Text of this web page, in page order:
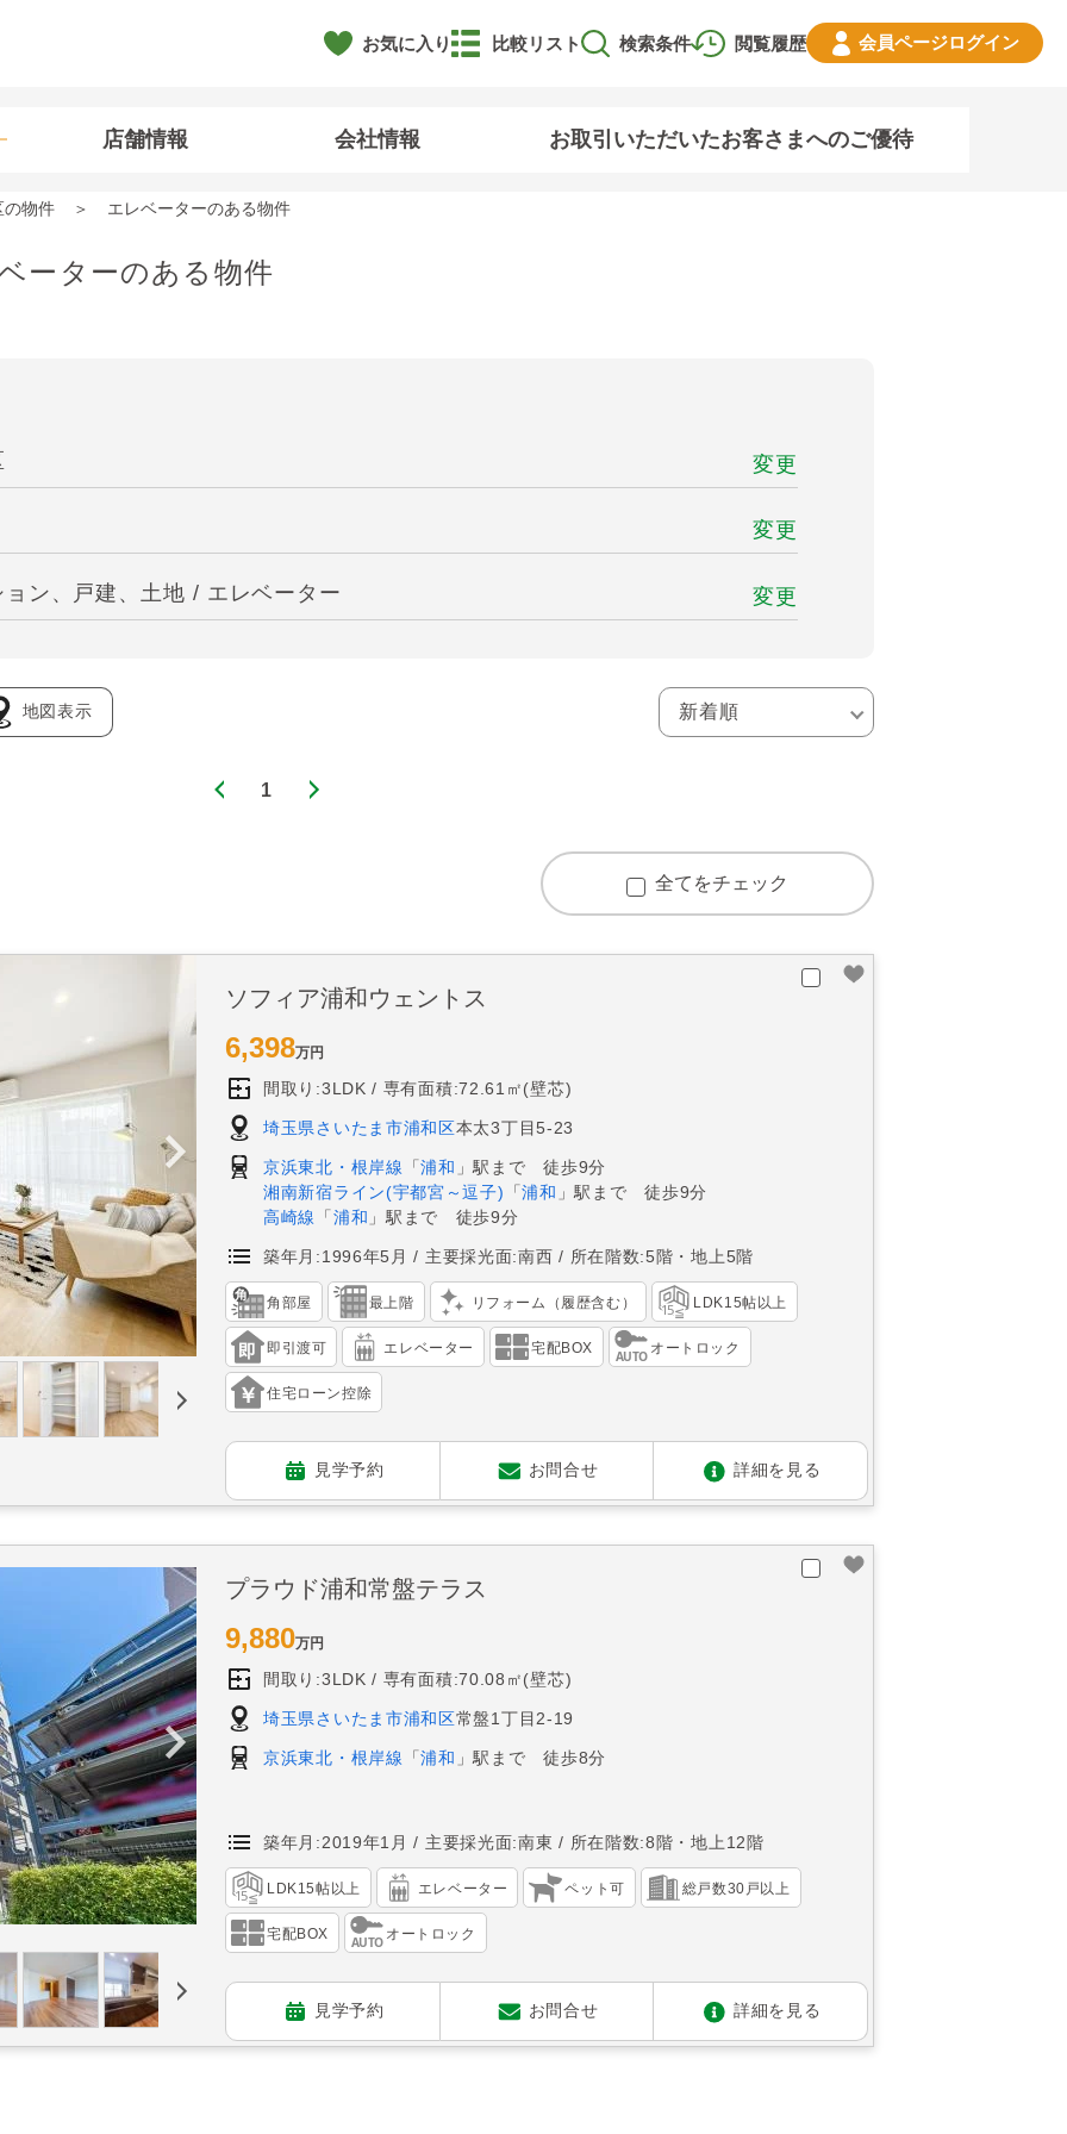
お気に入り 閲覧履歴
比較リスト 検索条件 会員ページログイン
店舗情報 会社情報 お取引いただいたお客さまへのご優待
の物件 エレベーターのある物件
ーターのある物件
変更
変更
ン、戸建、土地 / エレベーター 変更
地図表示
1
全てをチェック
ソフィア浦和ウェントス
6,398万円
間取り:3LDK 専有面積:72.61㎡(壁芯)
埼玉県さいたま市浦和区本太3丁目5-23
京浜東北・根岸線 「浦和 」駅まで 徒歩9分
湘南新宿ライン(宇都宮～逗子) 「浦和 」駅まで 徒歩9分
高崎線
「 浦和 」駅まで 徒歩9分
築年月:1996年5月 主要採光面:南西 所在階数:5階・地上5階
角部屋 最上階 リフォーム（履歴含む） LDK15帖以上
即引渡可 エレベーター 宅配BOX オートロック
住宅ローン控除
見学予約 お問合せ 詳細を見る
プラウド浦和常盤テラス
9,880万円
間取り:3LDK 専有面積:70.08㎡(壁芯)
埼玉県さいたま市浦和区常盤1丁目2-19
京浜東北・根岸線 「浦和 」駅まで 徒歩8分
築年月:2019年1月 主要採光面:南東 所在階数:8階・地上12階
LDK15帖以上 エレベーター ペット可 総戸数30戸以上
宅配BOX オートロック
見学予約 お問合せ 詳細を見る